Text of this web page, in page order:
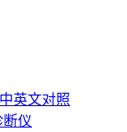
英文对照
断仪